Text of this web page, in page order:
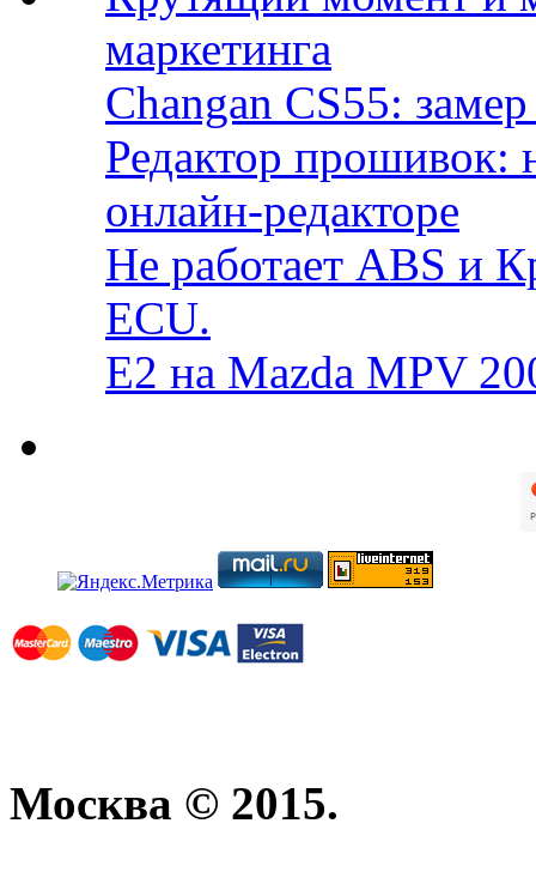
маркетинга
Changan CS55:
Редактор прошивок:
онлайн-редакторе
Не работает ABS и
ECU.
E2 на Mazda MPV
Москва © 2015.